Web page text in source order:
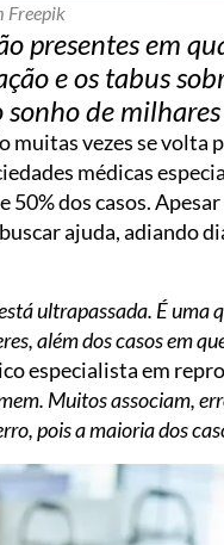
Freepik
presentes em
e os tabus
de milhares
vezes se volta
médicas
dos casos.
ajuda, adiando
ultrapassada. É uma
além dos casos em
especialista em
Muitos associam,
pois a maioria dos